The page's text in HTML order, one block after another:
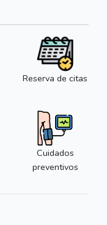
Reserva de citas
Cuidados
preventivos